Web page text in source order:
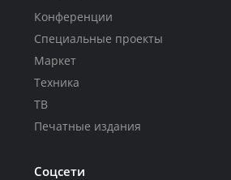
Конференции
Специальные проекты
Маркет
Техника
ТВ
Печатные издания
Соцсети